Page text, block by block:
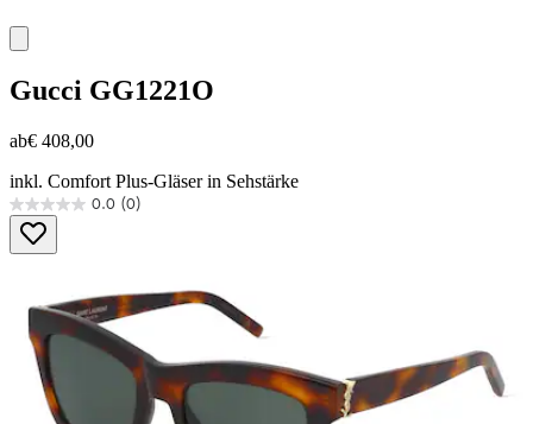
Gucci GG1221O
ab€ 408,00
inkl. Comfort Plus-Gläser in Sehstärke
0.0 (0)
0.0
von
5